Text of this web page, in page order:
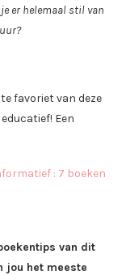
er helemaal stil van
favoriet van deze
Een
van dit
jou het meeste